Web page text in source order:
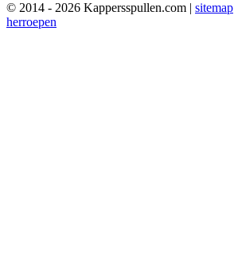
© 2014 - 2026 Kappersspullen.com | sitemap
herroepen